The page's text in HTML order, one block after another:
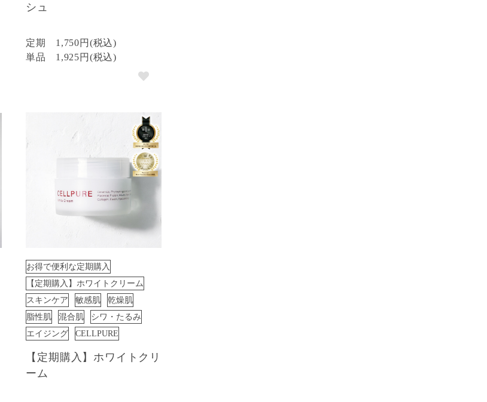
シュ
定期
1,750円(税込)
単品
1,925円(税込)
お得で便利な定期購入
【定期購入】ホワイトクリーム
スキンケア
敏感肌
乾燥肌
脂性肌
混合肌
シワ・たるみ
エイジング
CELLPURE
【定期購入】ホワイトクリ
ーム